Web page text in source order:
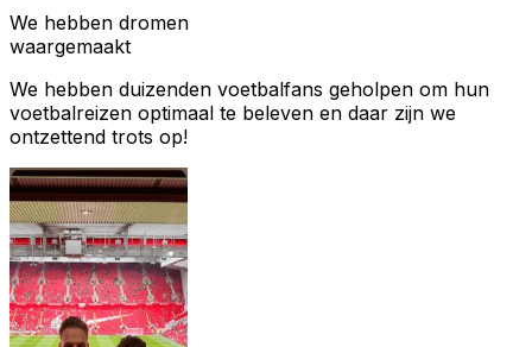
We hebben dromen
waargemaakt
We hebben duizenden voetbalfans geholpen om hun
voetbalreizen optimaal te beleven en daar zijn we
ontzettend trots op!